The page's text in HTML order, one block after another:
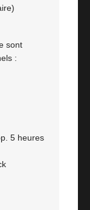
sont
:
5 heures